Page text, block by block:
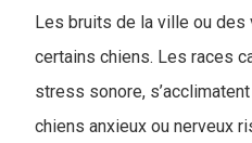
Les bruits de la ville ou
certains chiens. Les races
stress sonore,
chiens anxieux ou nerveux